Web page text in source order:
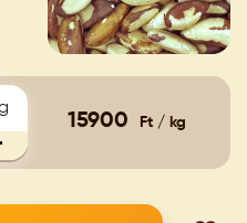
15900 Ft / kg